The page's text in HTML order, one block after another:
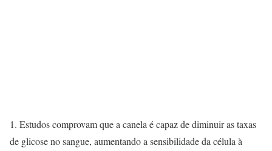
1. Estudos comprovam que a canela é capaz de diminuir as taxas
de glicose no sangue, aumentando a sensibilidade da célula à